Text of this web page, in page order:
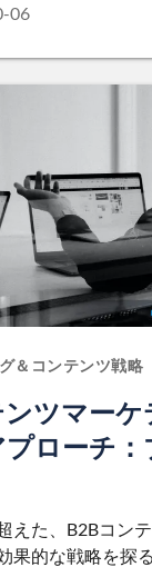
06
＆コンテンツ戦略
ツマー
ローチ：
えた、B2Bコン
果的な戦略を探